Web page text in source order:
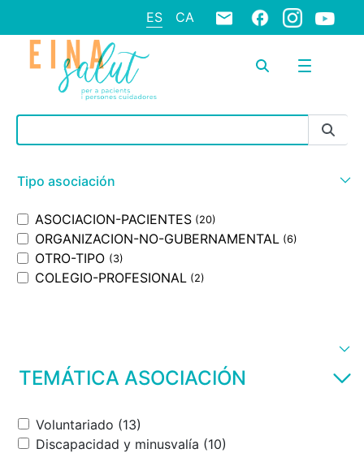
ES CA
Barra de búsqueda
Tipo asociación
ASOCIACION-PACIENTES (20)
ORGANIZACION-NO-GUBERNAMENTAL (6)
OTRO-TIPO (3)
COLEGIO-PROFESIONAL (2)
TEMÁTICA ASOCIACIÓN
Voluntariado (13)
Discapacidad y minusvalía (10)